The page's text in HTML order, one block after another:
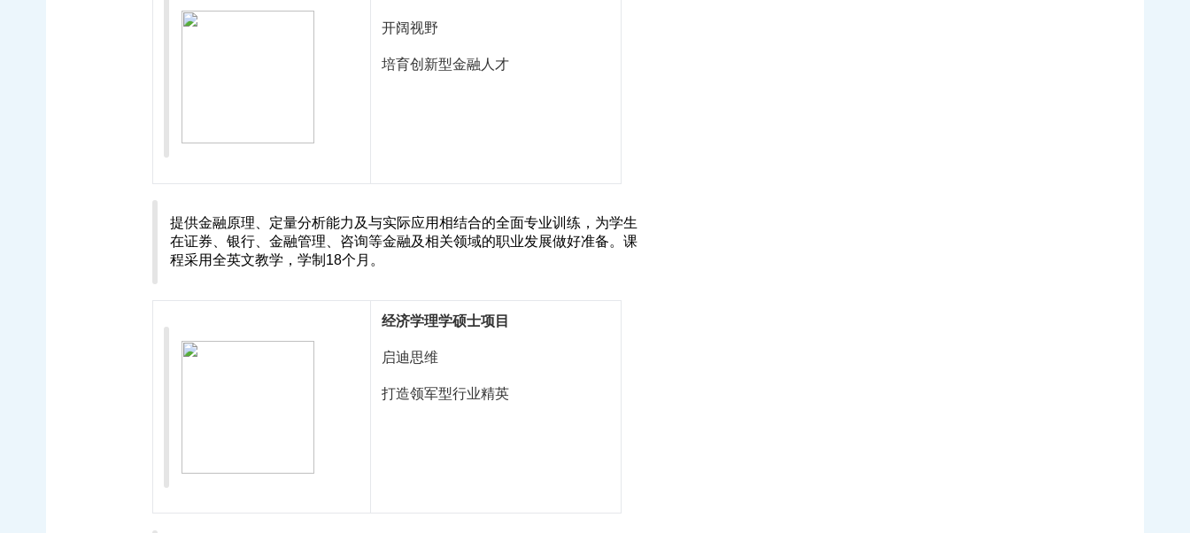
开阔视野
培育创新型金融人才
提供金融原理、定量分析能力及与实际应用相结合的全面专业训练，为学生
在证券、银行、金融管理、咨询等金融及相关领域的职业发展做好准备。课
程采用全英文教学，学制18个月。
经济学理学硕士项目
启迪思维
打造领军型行业精英